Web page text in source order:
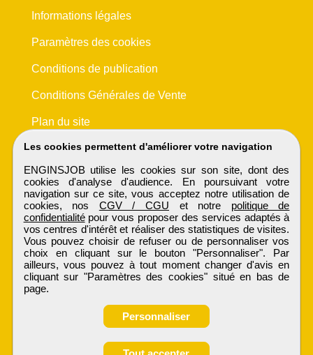
Les cookies permettent d'améliorer votre navigation
ENGINSJOB utilise les cookies sur son site, dont des
cookies d'analyse d'audience. En poursuivant votre
navigation sur ce site, vous acceptez notre utilisation de
cookies, nos CGV / CGU et notre politique de
confidentialitépour vous proposer des services adaptés à
vos centres d'intérêt et réaliser des statistiques de visites.
Vous pouvez choisir de refuser ou de personnaliser vos
choix en cliquant sur le bouton "Personnaliser". Par
ailleurs, vous pouvez à tout moment changer d'avis en
cliquant sur "Paramètres des cookies" situé en bas de
page.
Personnaliser
Informations légales
Paramètres des cookies
Conditions de publication
Conditions Générales de Vente
Plan du site